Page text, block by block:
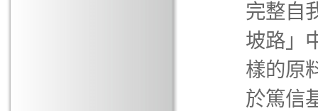
完整自
坡路」
樣的原
於篤信